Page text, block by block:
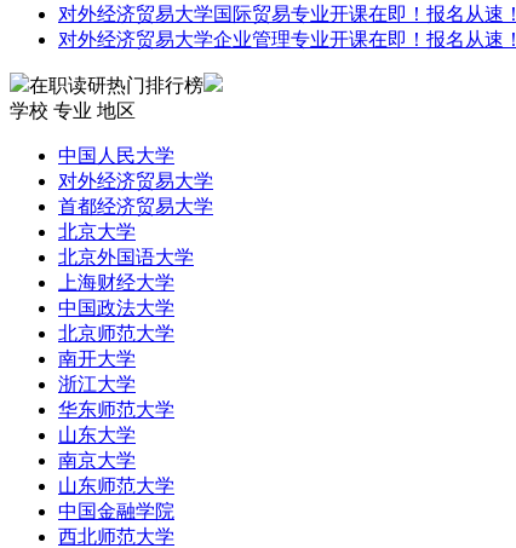
对外经济贸易大学国际贸易专业开课在即！报名从速！
对外经济贸易大学企业管理专业开课在即！报名从速！
在职读研热门排行榜
学校 专业 地区
中国人民大学
对外经济贸易大学
首都经济贸易大学
北京大学
北京外国语大学
上海财经大学
中国政法大学
北京师范大学
南开大学
浙江大学
华东师范大学
山东大学
南京大学
山东师范大学
中国金融学院
西北师范大学